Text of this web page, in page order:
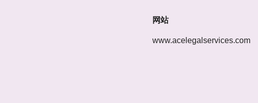
网站
www.acelegalservices.com